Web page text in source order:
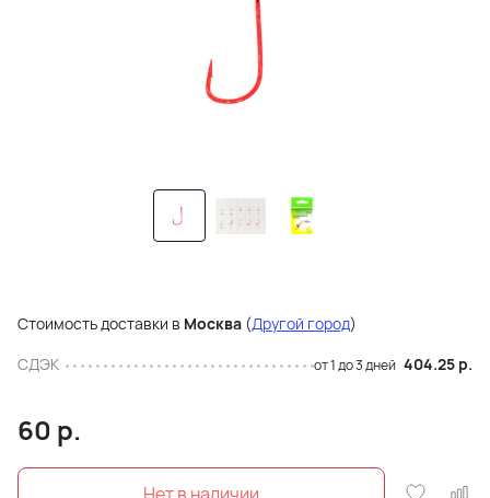
Стоимость доставки в Москва (Другой город)
СДЭК
от 1 до 3 дней 404.25 р.
60 р.